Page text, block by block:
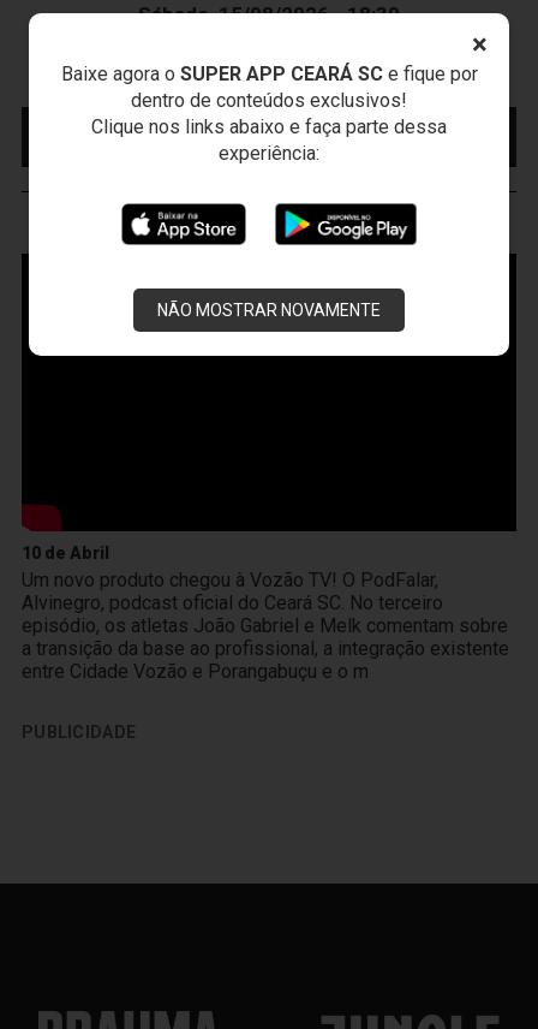
×
Baixe agora o SUPER APP CEARÁ SCe fique por
dentro de conteúdos exclusivos!
Clique nos links abaixo e faça parte dessa
experiência:
NÃO MOSTRAR NOVAMENTE
Sábado, 15/08/2026 - 18:30
Campeonato Brasileiro • 2º Turno • 22 ª Rodada
MAIS INFORMAÇÕES
COMPRE AQUI SEU
VOZÃO TV
10 de Abril
Um novo produto chegou à Vozão TV! O PodFalar,
Alvinegro, podcast oficial do Ceará SC. No terceiro
episódio, os atletas João Gabriel e Melk comentam sobre
a transição da base ao profissional, a integração existente
entre Cidade Vozão e Porangabuçu e o m
PUBLICIDADE